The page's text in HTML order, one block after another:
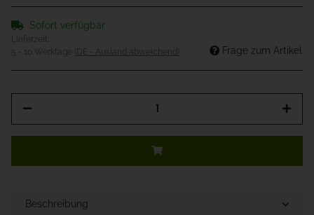
Sofort verfügbar
Lieferzeit:
5 - 10 Werktage
(DE - Ausland abweichend) Frage zum Artikel
Beschreibung